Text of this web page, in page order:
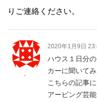
りご連絡ください。
。
2020年1月9日
ハウス１日分
カーに聞いて
こちらの記事
アービング芸